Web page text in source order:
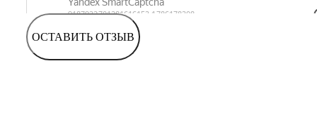
ОСТАВИТЬ ОТЗЫВ